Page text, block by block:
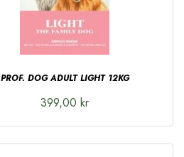
PROF. DOG ADULT LIGHT 12KG
399,00 kr